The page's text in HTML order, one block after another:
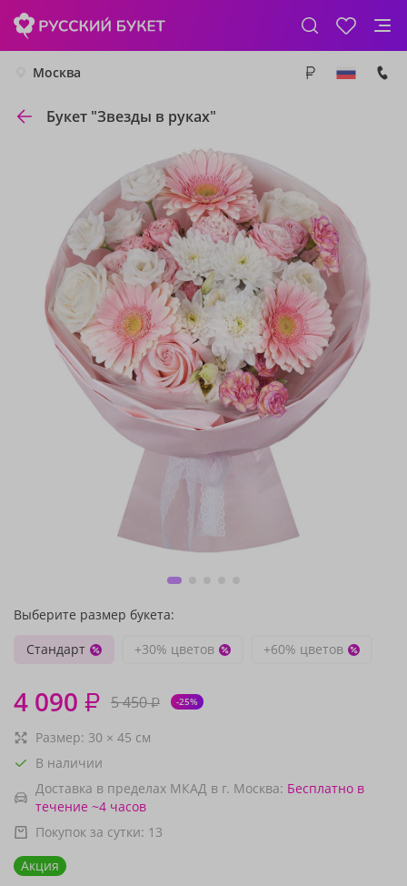
Москва
Букет "Звезды в руках"
Выберите размер букета:
Стандарт
+30% цветов +60% цветов
4 090 ₽ 5 450₽ -25%
Размер: 30 × 45 см
В наличии
Доставка в пределах МКАД в г. Москва: Бесплатно в
течение ~4 часов
Покупок за сутки: 13
Акция